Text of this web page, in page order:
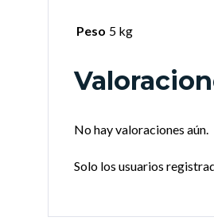
Peso 5 kg
No hay valoraciones aún.
Solo los usuarios